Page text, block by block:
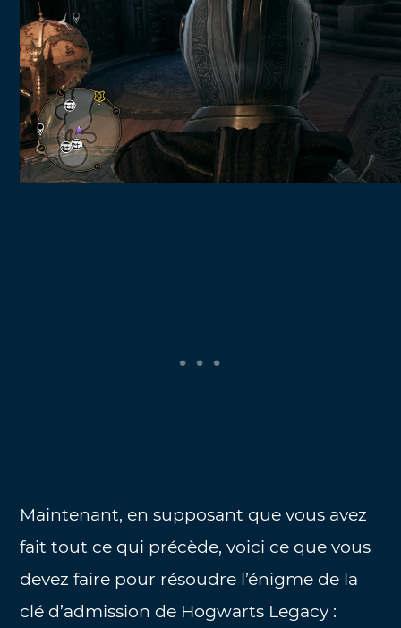
Maintenant, en supposant que vous avez
fait tout ce qui précède, voici ce que vous
devez faire pour résoudre l’énigme de la
clé d’admission de Hogwarts Legacy :